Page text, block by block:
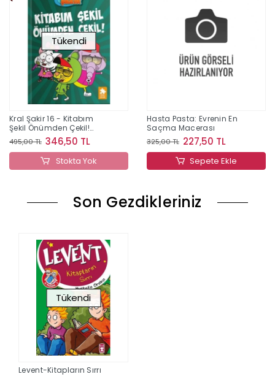
Tükendi
Kral Şakir 16 - Kitabım
Şekil Önümden Çekil!
(Ciltli)
495,00 TL 346,50 TL
Stokta Yok
Hasta Pasta: Evrenin En
Saçma Macerası
325,00 TL 227,50 TL
Sepete Ekle
Son Gezdikleriniz
Tükendi
Levent-Kitapların Sırrı